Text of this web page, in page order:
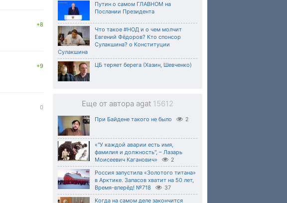
Путин о самом ГЛАВНОМ на
Послании Президента
Что такое #НОД и о чем молчит
Евгений Фёдоров? Кто спонсор
Сулакшина? о Конституции
Сулакшина
ЦБ теряет берега (Хазин, Шевченко)
Еще от автора agat 15612
При Байдене такого не было 2
«"У каждой аварии есть имя,
фамилия и должность", – Лазарь
Моисеевич Каганович»
2
Россия запустила «Золотого титана»
в Арктике. Запасов хватит на 50 лет,
Время-вперёд! №718
37
Когда на самом деле закончится
+8
+9
0